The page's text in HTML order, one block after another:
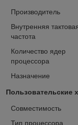
Производитель
Внутренняя
частота
Количество ядер
процессора
Назначение
Пользовательские
Совместимость
Тип процессора